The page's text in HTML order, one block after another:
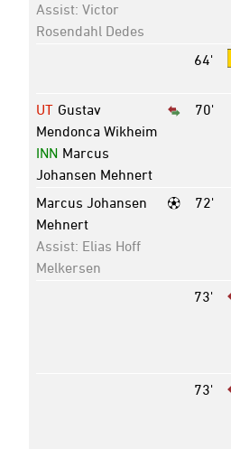
Assist: Victor
Rosendahl Dedes
64'
70'
UT Gustav
Mendonca Wikheim
INN Marcus
Johansen Mehnert
72'
Marcus Johansen
Mehnert
Assist: Elias Hoff
Melkersen
73'
73'